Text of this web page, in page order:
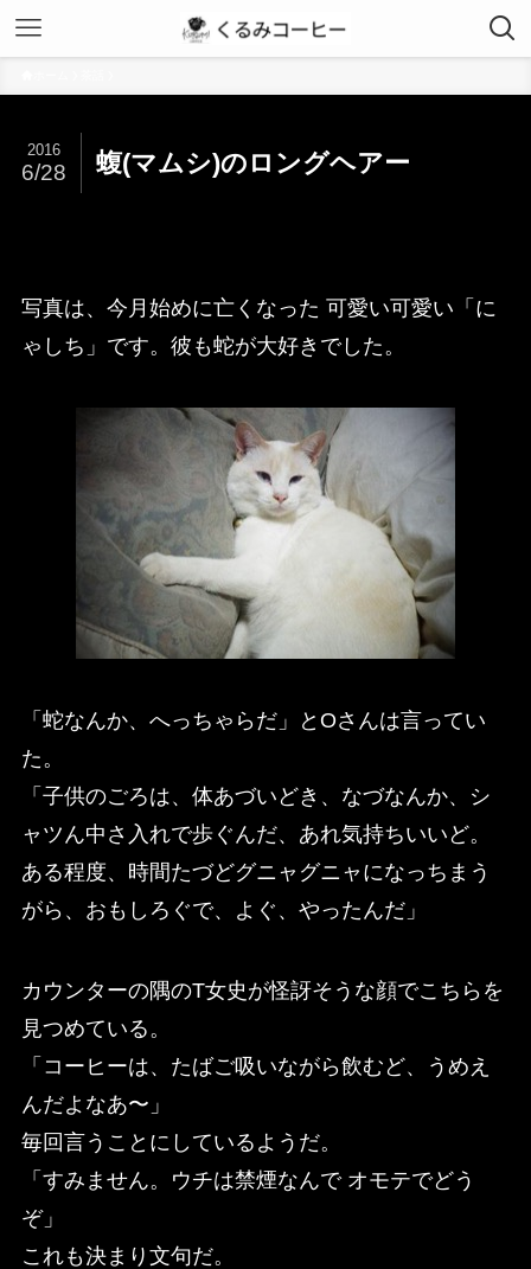
蝮(マムシ)のロングヘアー
2016
6/28
写真は、今月始めに亡くなった 可愛い可愛い「に
ゃしち」です。彼も蛇が大好きでした。
「蛇なんか、へっちゃらだ」とOさんは言ってい
た。
「子供のごろは、体あづいどき、なづなんか、シ
ャツん中さ入れで歩ぐんだ、あれ気持ちいいど。
ある程度、時間たづどグニャグニャになっちまう
がら、おもしろぐで、よぐ、やったんだ」
カウンターの隅のT女史が怪訝そうな顔でこちらを
見つめている。
「コーヒーは、たばご吸いながら飲むど、うめえ
んだよなあ〜」
毎回言うことにしているようだ。
「すみません。ウチは禁煙なんで オモテでどう
ぞ」
これも決まり文句だ。